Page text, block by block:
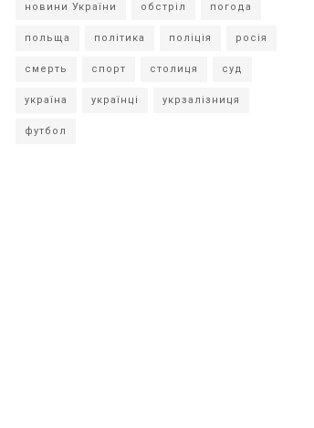
новини України обстріл погода
польща політика поліція росія
смерть спорт столиця суд
україна українці укрзалізниця
футбол